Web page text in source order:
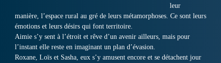
leur
manière, l’espace rural au gré de leurs métamorphoses. Ce sont leurs
émotions et leurs désirs qui font territoire.
Aimie s’y sent à l’étroit et rêve d’un avenir ailleurs, mais pour
l’instant elle reste en imaginant un plan d’évasion.
Roxane, Loïs et Sasha, eux s’y amusent encore et se détachent jour